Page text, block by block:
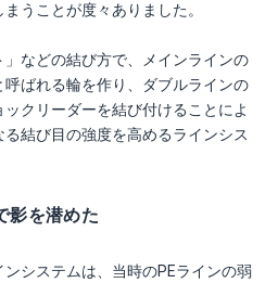
うことが度々ありました。
などの結び方で、メインラインの
ばれる輪を作り、ダブルラインの
クリーダーを結び付けることによ
結び目の強度を高めるラインシス
影を潜めた
システムは、当時のPEラインの弱